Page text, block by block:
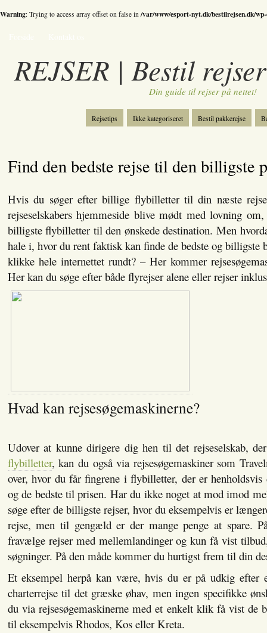
Warning: Trying to access array offset on false in/var/www/esport-nyt.dk/bestilrejsen.dk/
REJSER | Bestil
Din guide til rejser på nettet!
Rejsetips Ikke kategoriseret Bestil pakkerejse
Find den bedste rejse til den billigste
Hvis du søger efter billige flybilletter til din næste
rejseselskabers hjemmeside blive mødt med lovning
billigste flybilletter til den ønskede destination. Men
hale i, hvor du rent faktisk kan finde de bedste og billigste
klikke hele internettet rundt? – Her kommer
Her kan du søge efter både flyrejser alene eller rejser
Hvad kan rejsesøgemaskinerne?
Udover at kunne dirigere dig hen til det rejseselskab,
flybilletter, kan du også via rejsesøgemaskiner som
over, hvor du får fingrene i flybilletter, der er
og de bedste til prisen. Har du ikke noget at mod imod
søge efter de billigste rejser, hvor du eksempelvis er
rejse, men til gengæld er der mange penge at spare.
fravælge rejser med mellemlandinger og kun få vist
søgninger. På den måde kommer du hurtigst frem til din
Et eksempel herpå kan være, hvis du er på udkig efter
charterrejse til det græske øhav, men ingen specifikke
du via rejsesøgemaskinerne med et enkelt klik få vist de
til eksempelvis Rhodos, Kos eller Kreta.